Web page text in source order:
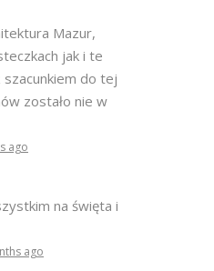
Mazur,
jak i te
do tej
zostało nie w
ago
na święta i
ago